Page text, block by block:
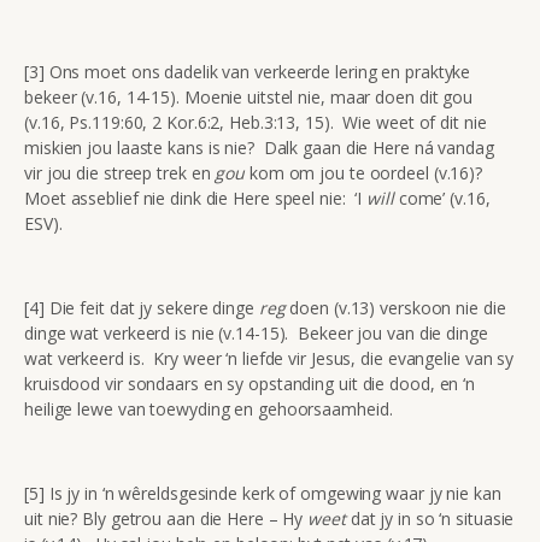
[3] Ons moet ons dadelik van verkeerde lering en praktyke
bekeer (v.16, 14-15). Moenie uitstel nie, maar doen dit gou
(v.16, Ps.119:60, 2 Kor.6:2, Heb.3:13, 15). Wie weet of dit nie
miskien jou laaste kans is nie? Dalk gaan die Here ná vandag
vir jou die streep trek en gou kom om jou te oordeel (v.16)?
Moet asseblief nie dink die Here speel nie: ‘I will come’ (v.16,
ESV).
[4] Die feit dat jy sekere dinge regdoen (v.13) verskoon nie die
dinge wat verkeerd is nie (v.14-15). Bekeer jou van die dinge
wat verkeerd is. Kry weer ‘n liefde vir Jesus, die evangelie van sy
kruisdood vir sondaars en sy opstanding uit die dood, en ‘n
heilige lewe van toewyding en gehoorsaamheid.
[5] Is jy in ‘n wêreldsgesinde kerk of omgewing waar jy nie kan
uit nie? Bly getrou aan die Here – Hy weetdat jy in so ‘n situasie